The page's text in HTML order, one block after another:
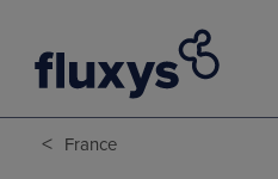
< France